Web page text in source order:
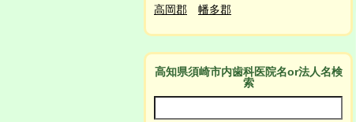
高岡郡
幡多郡
高知県須崎市内歯科医院名or法人名検
索